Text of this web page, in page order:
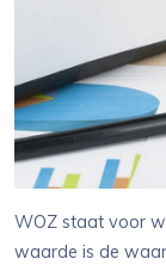
WOZ staat voor
waarde is de